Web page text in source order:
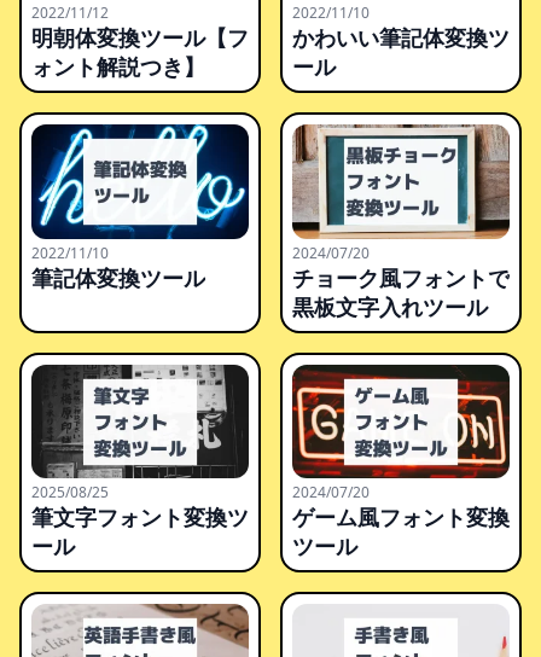
2022/11/12
明朝体変換ツール【フ
ォント解説つき】
2022/11/10
かわいい筆記体変換ツ
ール
2022/11/10
筆記体変換ツール
2024/07/20
チョーク風フォントで
黒板文字入れツール
2025/08/25
筆文字フォント変換ツ
ール
2024/07/20
ゲーム風フォント変換
ツール